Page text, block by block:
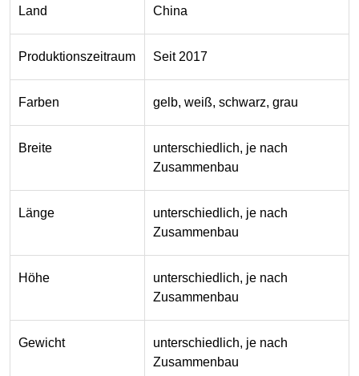
Land China
Produktionszeitraum Seit 2017
Farben gelb, weiß, schwarz, grau
Breite
unterschiedlich, je nach
Zusammenbau
Länge
unterschiedlich, je nach
Zusammenbau
Höhe
unterschiedlich, je nach
Zusammenbau
Gewicht
unterschiedlich, je nach
Zusammenbau